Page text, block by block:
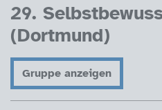
29.
(Dortmund)
Gruppe anzeigen